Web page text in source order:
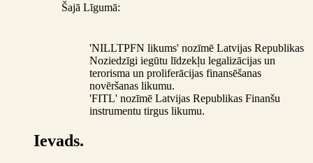
Šajā Līgumā:
'NILLTPFN likums' nozīmē Latvijas Republikas
Noziedzīgi iegūtu līdzekļu legalizācijas un
terorisma un proliferācijas finansēšanas
novēršanas likumu.
'FITL' nozīmē Latvijas Republikas Finanšu
instrumentu tirgus likumu.
Ievads.